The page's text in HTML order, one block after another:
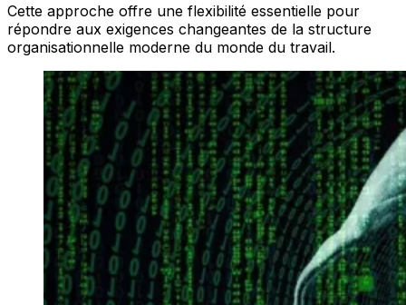
Cette approche offre une flexibilité essentielle pour
répondre aux exigences changeantes de la structure
organisationnelle moderne du monde du travail.